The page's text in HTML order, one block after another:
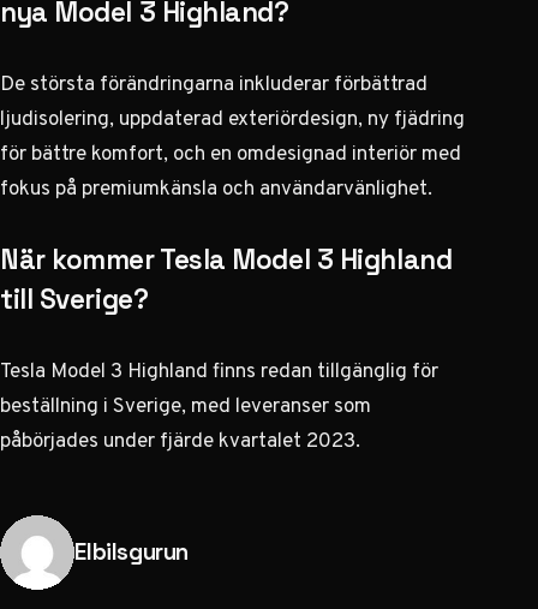
nya Model 3 Highland?
De största förändringarna inkluderar förbättrad
ljudisolering, uppdaterad exteriördesign, ny fjädring
för bättre komfort, och en omdesignad interiör med
fokus på premiumkänsla och användarvänlighet.
När kommer Tesla Model 3 Highland
till Sverige?
Tesla Model 3 Highland finns redan tillgänglig för
beställning i Sverige, med leveranser som
påbörjades under fjärde kvartalet 2023.
Publicerad av
Elbilsgurun